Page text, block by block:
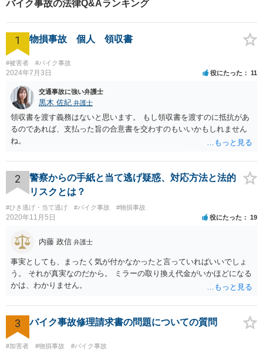
され、治療費の立替えを求められたり、休業損害もすぐに支払ってもらえる
わせいただきました。 ■ベリーベスト法律事務所の対応とその結果 Aさんから
相談を受けた弁護士は、①過失割合の交渉、物損額の交渉、治療費や休業損
害の支払いに関する交渉、後遺障害申立て、最終的な賠償額の交渉をすべて
弁護士が代理して行うことができること、②事故直後から弁護士に依頼する
ことで医師の指示のもと適切な治療を受けることができ、症状固定をした後
に後遺障害等級が認定されやすくなること、③弁護士に依頼することで慰謝
料等の賠償額が大幅に増加する可能性が高いこと、④Aさんは弁護士費用特約
に加入していたため、原則弁護士費用の自己負担がないことを説明しまし
た。 その後、Aさんからご依頼をいただき、早速相手方保険会社に交渉を開
始しました。 その結果、すぐに保険会社は治療費を病院に直接支払う旨約束
し、休業損害も毎月支払うと約束してもらいました。 その後、Aさんは病院
での治療を継続していましたが、肘の痛みはなかなか治まらず、ドライバー
ました。 そこで弁護士は、Aさんの主治医から休業が必要である旨の診断書
を取得するようにAさんにアドバイスをし、職場からも出勤停止を指示する書
面を発行してもらいました。 その結果、保険会社は休業損害の支払いを継続
するよう方針を変更し、最終的には1年間以上も休業損害の支払いを受けるこ
とができました。 Aさんは懸命に治療を続けましたが、1年を経過しても痛み
申立てをすることとなりました。 後遺障害の申立てにあたっては、事前に弁
護士が医師宛の書面を作成し、必要な検査を実施していただくよう依頼をし
ていましたので、医師が神経伝導速度検査を実施し、他覚的所見がある旨を
後遺障害診断書に記載していただきました。 その結果、無事に12級13号が認
定され、高額賠償につなげることができました。 弁護士に依頼していなけれ
ば、14級9号の認定に留まった可能性も十分にありましたので、Aさんに喜ん
バイク事故の法律Q&Aランキング
1 物損事故 個人 領収書
#被害者 #バイク事故
2024年7月3日 役にたった 11
交通事故に強い弁護士
黒木 佐紀 弁護士
領収書を渡す義務はないと思います。 もし領収書を渡すのに抵抗があ
るのであれば、支払った旨の合意書を交わすのもいいかもしれません
ね。
2
警察からの手紙と当て逃げ疑惑、対応方法と法的
リスクとは？
#ひき逃げ・当て逃げ #バイク事故 #物損事故
2020年11月5日 役にたった 19
内藤 政信 弁護士
事実としても、まったく気が付かなかったと言っていればいいでしょ
う。 それが真実なのだから。 ミラーの取り換え代金がいかほどになる
かは、わかりません。
3 バイク事故修理請求書の問題についての質問
#加害者 #物損事故 #バイク事故